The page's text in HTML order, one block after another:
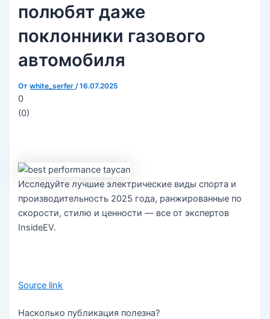
полюбят даже
поклонники газового
автомобиля
Отwhite_serfer/16.07.2025
0
(0)
Исследуйте лучшие электрические виды спорта и
производительность 2025 года, ранжированные по
скорости, стилю и ценности — все от экспертов
InsideEV.
Source link
Насколько публикация полезна?